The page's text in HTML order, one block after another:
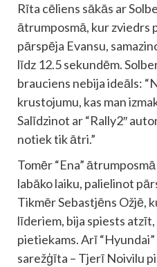
Rīta cēliens sākās ar
ātrumposmā, kur zviedrs
pārspēja Evansu,
līdz 12.5 sekundēm.
brauciens nebija ideāls:
krustojumu, kas man
Salīdzinot ar “Rally2″
notiek tik ātri.”
Tomēr “Ena”
labāko laiku, palielinot
Tikmēr Sebastjēns Ožjē,
līderiem, bija spiests
pietiekams. Arī
sarežģīta – Tjerī Noivilu